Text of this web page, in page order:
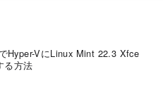
Hyper-VにLinux Mint 22.3 Xfce
る方法